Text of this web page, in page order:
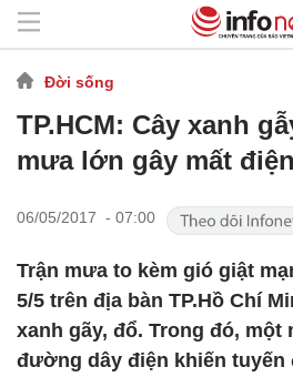
Đời sống
TP.HCM: Cây xanh
mưa lớn gây mất điện
06/05/2017 - 07:00
Trận mưa to kèm gió giật
5/5 trên địa bàn TP.Hồ Chí
xanh gãy, đổ. Trong đó, một
đường dây điện khiến tuyến